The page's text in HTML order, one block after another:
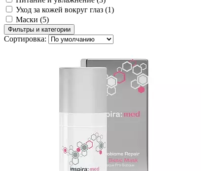
Уход за кожей вокруг глаз (1)
Маски (5)
Фильтры и категории
Сортировка: